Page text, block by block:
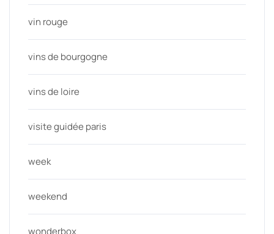
vin rouge
vins de bourgogne
vins de loire
visite guidée paris
week
weekend
wonderbox